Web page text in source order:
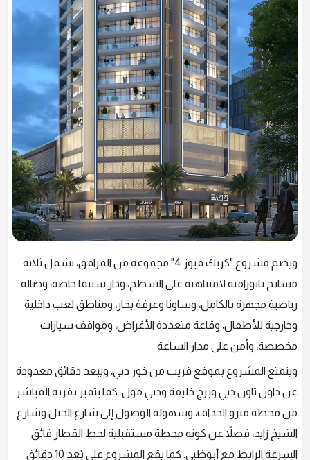
ويضم مشروع "كريك فيوز 4" مجموعة من المرافق، تشمل ثلاثة
مسابح بانورامية لامتناهية على السطح، ودار سينما خاصة، وصالة
رياضية مجهزة بالكامل، وساونا وغرفة بخار، ومناطق لعب داخلية
وخارجية للأطفال، وقاعة متعددة الأغراض، ومواقف سيارات
مخصصة، وأمن على مدار الساعة.
ويتمتع المشروع بموقع قريب من خور دبي، ويبعد دقائق معدودة
عن داون تاون دبي وبرج خليفة ودبي مول. كما يتميز بقربه المباشر
من محطة مترو الجداف، وسهولة الوصول إلى شارع الخيل وشارع
الشيخ زايد، فضلاً عن كونه محطة مستقبلية لخط القطار فائق
السرعة الرابط مع أبوظبي. كما يقع المشروع على بُعد 10 دقائق